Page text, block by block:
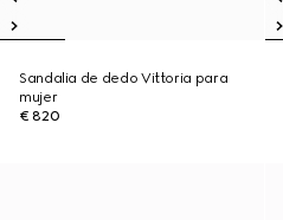
Sandalia de dedo Vittoria para
mujer
€ 820